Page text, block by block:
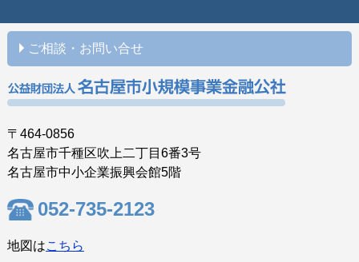
ご相談・お問い合せ
〒464-0856
名古屋市千種区吹上二丁目6番3号
名古屋市中小企業振興会館5階
052-735-2123
地図はこちら